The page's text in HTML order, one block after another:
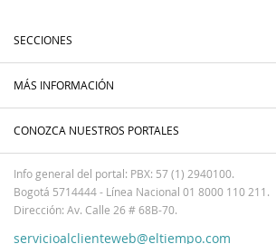
SECCIONES
MÁS INFORMACIÓN
CONOZCA NUESTROS PORTALES
Info general del portal: PBX: 57 (1) 2940100.
Bogotá 5714444 - Línea Nacional 01 8000 110 211.
Dirección: Av. Calle 26 # 68B-70.
servicioalclienteweb@eltiempo.com